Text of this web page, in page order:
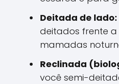
Deitada de lado:
deitados frente a
mamadas
Reclinada
você semi-